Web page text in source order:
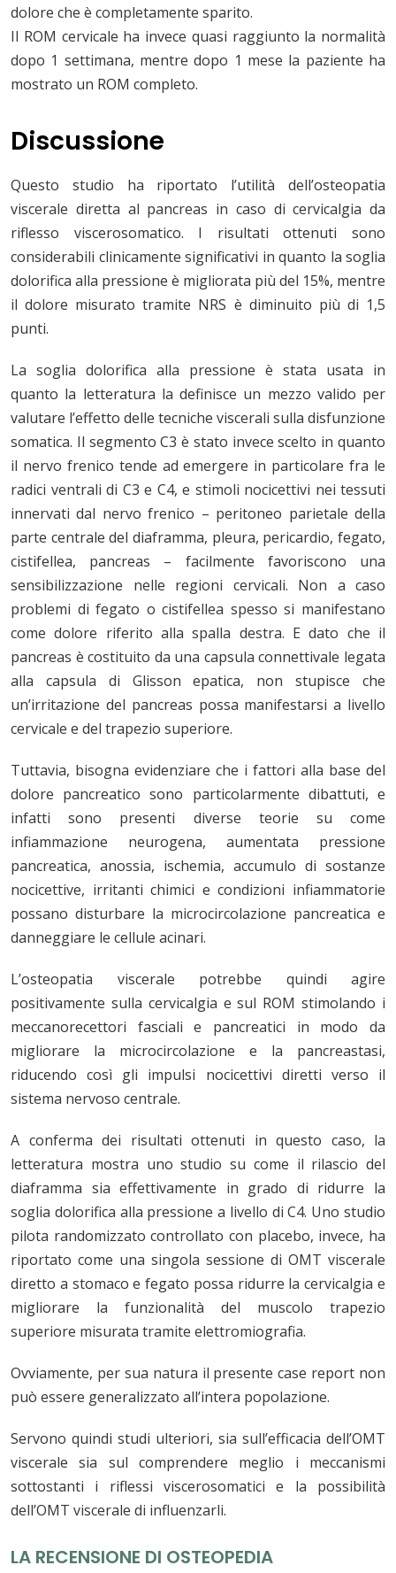
dolore che è completamente sparito.
Il ROM cervicale ha invece quasi raggiunto la normalità
dopo 1 settimana, mentre dopo 1 mese la paziente ha
mostrato un ROM completo.
Discussione
Questo studio ha riportato l’utilità dell’osteopatia
viscerale diretta al pancreas in caso di cervicalgia da
riflesso viscerosomatico. I risultati ottenuti sono
considerabili clinicamente significativi in quanto la soglia
dolorifica alla pressione è migliorata più del 15%, mentre
il dolore misurato tramite NRS è diminuito più di 1,5
punti.
La soglia dolorifica alla pressione è stata usata in
quanto la letteratura la definisce un mezzo valido per
valutare l’effetto delle tecniche viscerali sulla disfunzione
somatica. Il segmento C3 è stato invece scelto in quanto
il nervo frenico tende ad emergere in particolare fra le
radici ventrali di C3 e C4, e stimoli nocicettivi nei tessuti
innervati dal nervo frenico – peritoneo parietale della
parte centrale del diaframma, pleura, pericardio, fegato,
cistifellea, pancreas – facilmente favoriscono una
sensibilizzazione nelle regioni cervicali. Non a caso
problemi di fegato o cistifellea spesso si manifestano
come dolore riferito alla spalla destra. E dato che il
pancreas è costituito da una capsula connettivale legata
alla capsula di Glisson epatica, non stupisce che
un’irritazione del pancreas possa manifestarsi a livello
cervicale e del trapezio superiore.
Tuttavia, bisogna evidenziare che i fattori alla base del
dolore pancreatico sono particolarmente dibattuti, e
infatti sono presenti diverse teorie su come
infiammazione neurogena, aumentata pressione
pancreatica, anossia, ischemia, accumulo di sostanze
nocicettive, irritanti chimici e condizioni infiammatorie
possano disturbare la microcircolazione pancreatica e
danneggiare le cellule acinari.
L’osteopatia viscerale potrebbe quindi agire
positivamente sulla cervicalgia e sul ROM stimolando i
meccanorecettori fasciali e pancreatici in modo da
migliorare la microcircolazione e la pancreastasi,
riducendo così gli impulsi nocicettivi diretti verso il
sistema nervoso centrale.
A conferma dei risultati ottenuti in questo caso, la
letteratura mostra uno studio su come il rilascio del
diaframma sia effettivamente in grado di ridurre la
soglia dolorifica alla pressione a livello di C4. Uno studio
pilota randomizzato controllato con placebo, invece, ha
riportato come una singola sessione di OMT viscerale
diretto a stomaco e fegato possa ridurre la cervicalgia e
migliorare la funzionalità del muscolo trapezio
superiore misurata tramite elettromiografia.
Ovviamente, per sua natura il presente case report non
può essere generalizzato all’intera popolazione.
Servono quindi studi ulteriori, sia sull’efficacia dell’OMT
viscerale sia sul comprendere meglio i meccanismi
sottostanti i riflessi viscerosomatici e la possibilità
dell’OMT viscerale di influenzarli.
LA RECENSIONE DI OSTEOPEDIA